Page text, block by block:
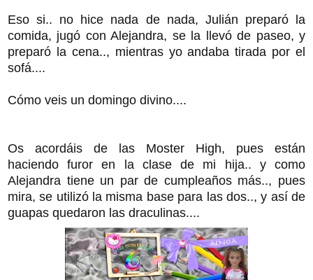
Eso si.. no hice nada de nada, Julián preparó la
comida, jugó con Alejandra, se la llevó de paseo, y
preparó la cena.., mientras yo andaba tirada por el
sofá....
Cómo veis un domingo divino....
Os acordáis de las Moster High, pues están
haciendo furor en la clase de mi hija.. y como
Alejandra tiene un par de cumpleaños más.., pues
mira, se utilizó la misma base para las dos.., y así de
guapas quedaron las draculinas....